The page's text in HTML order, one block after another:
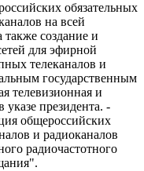
обязательных
на всей
создание и
для эфирной
телеканалов и
государственным
телевизионная и
указе президента. -
общероссийских
и радиоканалов
радиочастотного